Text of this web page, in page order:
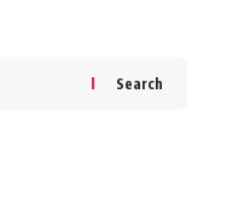
Search